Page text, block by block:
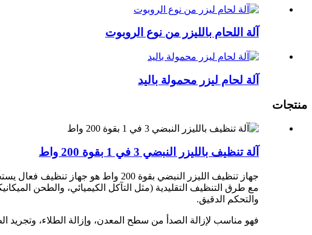
آلة اللحام بالليزر من نوع الروبوت
آلة لحام ليزر محمولة باليد
منتجات
آلة تنظيف بالليزر النبضي 3 في 1 بقوة 200 واط
جهاز تنظيف الليزر النبضي بقوة 200
مع طرق التنظيف التقليدية (مثل التآكل الكيميائي، والطحن
والتحكم الدقيق.
فهو مناسب لإزالة الصدأ من سطح المعدن، وإزالة الطلاء، وتجريد